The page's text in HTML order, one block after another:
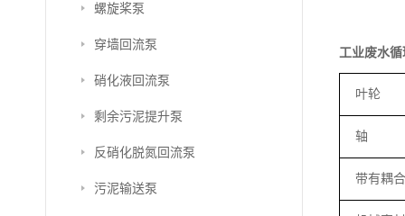
螺旋桨泵
穿墙回流泵
硝化液回流泵
剩余污泥提升泵
反硝化脱氮回流泵
污泥输送泵
工业废水
叶轮
轴
带有耦